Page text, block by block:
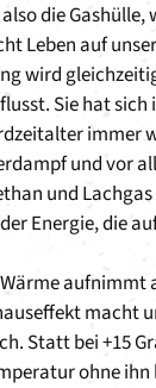
die Gashülle,
Leben auf
wird
Sie hat sich
immer
und vor
und
Energie, die
aufnimmt
macht
Statt bei +15
ohne ihn